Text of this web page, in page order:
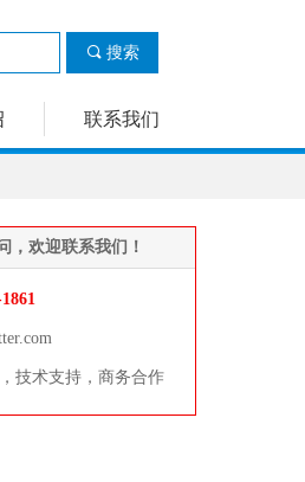
联系我们
끠 搜索
，欢迎联系我们！
技术支持，商务合作